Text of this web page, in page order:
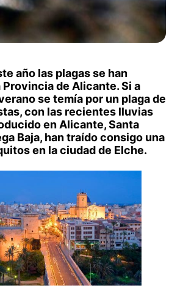
año las plagas se han
de Alicante. Si a
se temía por un plaga de
con las recientes lluvias
en Alicante, Santa
Baja, han traído consigo una
en la ciudad de Elche.